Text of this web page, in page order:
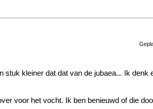
stuk kleiner dat dat van de jubaea... Ik denk
voor het vocht. Ik ben benieuwd of die